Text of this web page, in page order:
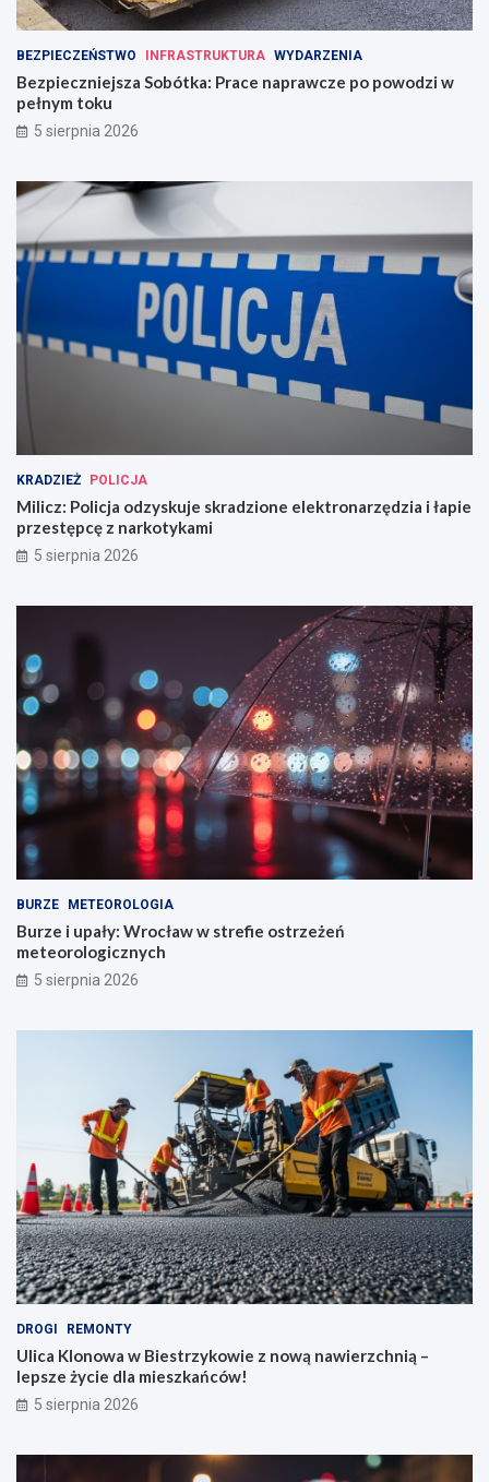
BEZPIECZEŃSTWO INFRASTRUKTURA WYDARZENIA
Bezpieczniejsza Sobótka: Prace naprawcze po powodzi w
pełnym toku
5 sierpnia 2026
KRADZIEŻ POLICJA
Milicz: Policja odzyskuje skradzione elektronarzędzia i łapie
przestępcę z narkotykami
5 sierpnia 2026
BURZE METEOROLOGIA
Burze i upały: Wrocław w strefie ostrzeżeń
meteorologicznych
5 sierpnia 2026
DROGI REMONTY
Ulica Klonowa w Biestrzykowie z nową nawierzchnią –
lepsze życie dla mieszkańców!
5 sierpnia 2026